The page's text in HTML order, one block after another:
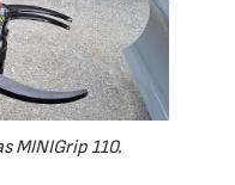
MINIGrip 110.